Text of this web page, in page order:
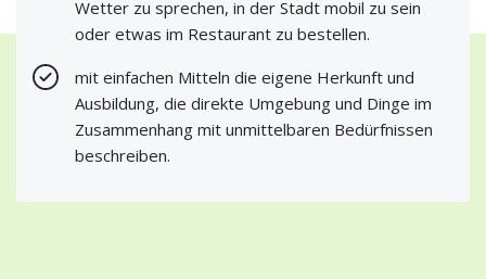
Wetter zu sprechen, in der Stadt mobil zu sein
oder etwas im Restaurant zu bestellen.
mit einfachen Mitteln die eigene Herkunft und
Ausbildung, die direkte Umgebung und Dinge im
Zusammenhang mit unmittelbaren Bedürfnissen
beschreiben.